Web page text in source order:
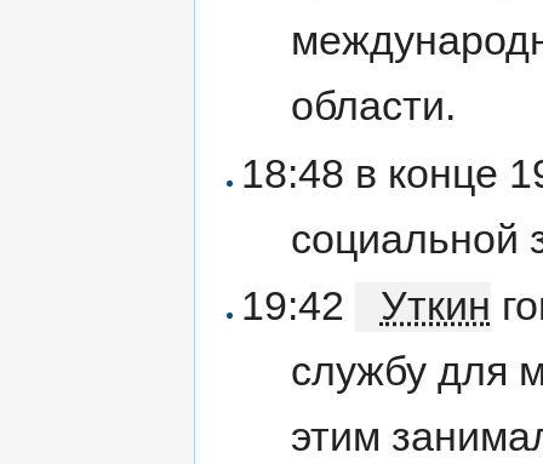
области.
18:48 в конце
социальной
19:42
Уткин
службу для
этим